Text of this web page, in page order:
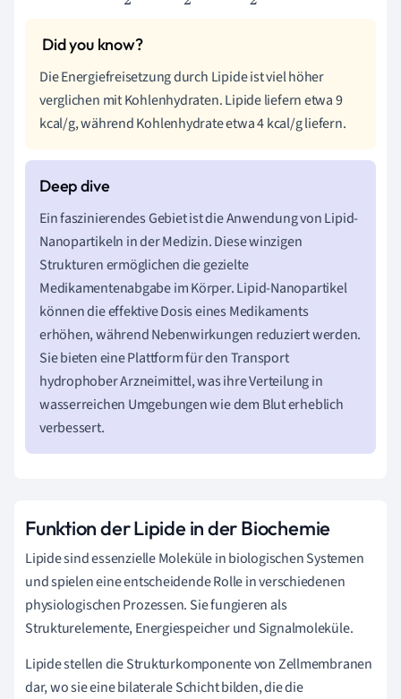
Die Energiefreisetzung durch Lipide ist viel höher
verglichen mit Kohlenhydraten. Lipide liefern etwa 9
kcal/g, während Kohlenhydrate etwa 4 kcal/g liefern.
Ein faszinierendes Gebiet ist die Anwendung von Lipid-
Nanopartikeln in der Medizin. Diese winzigen
Strukturen ermöglichen die gezielte
Medikamentenabgabe im Körper. Lipid-Nanopartikel
können die effektive Dosis eines Medikaments
erhöhen, während Nebenwirkungen reduziert werden.
Sie bieten eine Plattform für den Transport
hydrophober Arzneimittel, was ihre Verteilung in
wasserreichen Umgebungen wie dem Blut erheblich
verbessert.
Funktion der Lipide in der Biochemie
Lipide sind essenzielle Moleküle in biologischen Systemen
und spielen eine entscheidende Rolle in verschiedenen
physiologischen Prozessen. Sie fungieren als
Strukturelemente, Energiespeicher und Signalmoleküle.
Lipide stellen die Strukturkomponente von Zellmembranen
dar, wo sie eine bilaterale Schicht bilden, die die